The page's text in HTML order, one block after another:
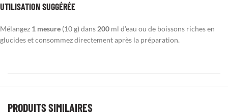
UTILISATION SUGGÉRÉE
Mélangez 1 mesure (10 g) dans 200 ml d’eau ou de boissons riches en
glucides et consommez directement après la préparation.
PRODUITS SIMILAIRES